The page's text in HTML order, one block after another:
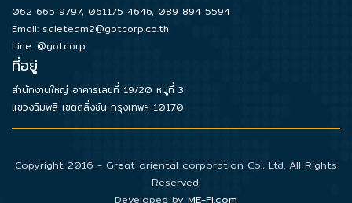
About
Us
Customer
062 665 9797, 061175 4646, 089 894 5594
Email: saleteam2@gotcorp.co.th
Line: @gotcorp
ที่อยู่
สำนักงานใหญ่ อาคารเลขที่ 19/20 หมู่ที่ 3
แขวงฉิมพลี เขตตลิ่งชัน กรุงเทพฯ 10170
Copyright 2016 - Great oriental corporation Co., Ltd. All Rights
Reserved.
Developed by ME-FI.com